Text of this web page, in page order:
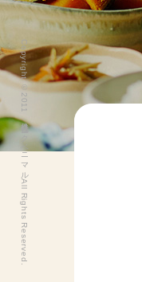
Copyright ©2011 株式会社ヨークベニマル All Rights Reserved.